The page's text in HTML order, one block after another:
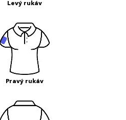
Levý rukáv
Pravý rukáv